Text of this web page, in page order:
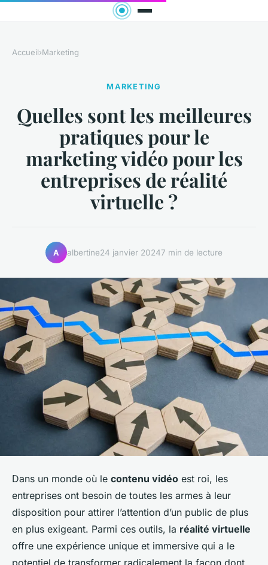
Accueil›Marketing
MARKETING
Quelles sont les meilleures
pratiques pour le
marketing vidéo pour les
entreprises de réalité
virtuelle ?
A albertine24 janvier 20247 min de lecture
Dans un monde où le contenu vidéo est roi, les
entreprises ont besoin de toutes les armes à leur
disposition pour attirer l’attention d’un public de plus
en plus exigeant. Parmi ces outils, la réalité virtuelle
offre une expérience unique et immersive qui a le
potentiel de transformer radicalement la façon dont